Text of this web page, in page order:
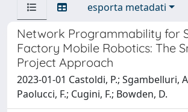
esporta metadati
Network Programmability for
Factory Mobile Robotics: The
Project Approach
2023-01-01 Castoldi, P.; Sgambelluri,
Paolucci, F.; Cugini, F.; Bowden, D.